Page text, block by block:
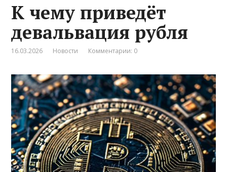
К чему приведёт
девальвация рубля
16.03.2026 Новости Комментарии: 0